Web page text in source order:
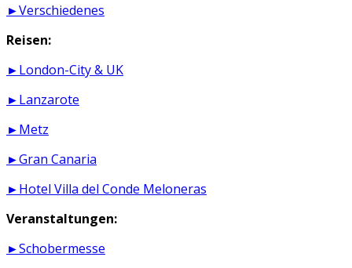
►Verschiedenes
Reisen:
►London-City & UK
►Lanzarote
►Metz
►Gran Canaria
►Hotel Villa del Conde Meloneras
Veranstaltungen:
►Schobermesse